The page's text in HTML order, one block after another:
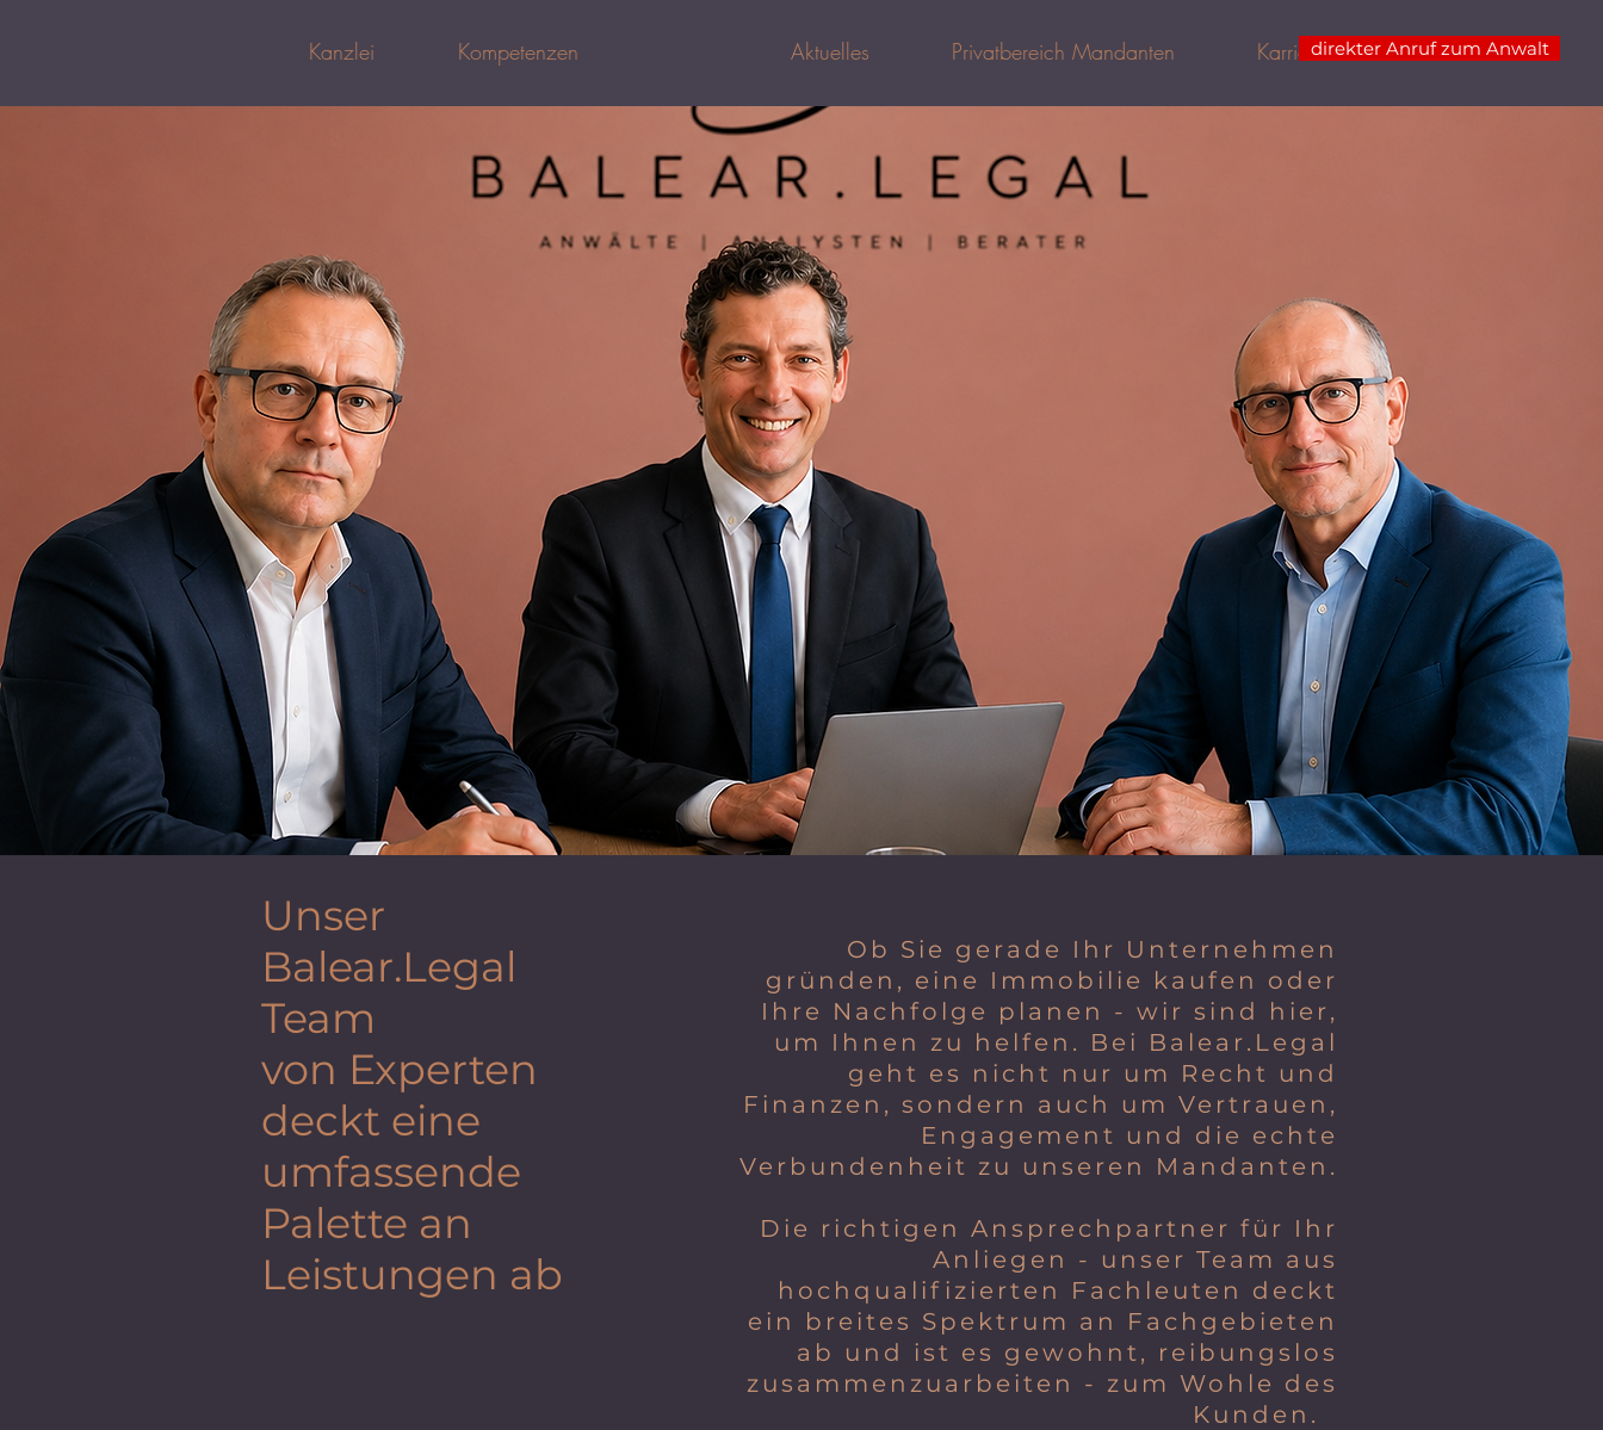
direkter Anruf zum Anwalt
Kanzlei Kompetenzen Aktuelles Privatbereich Mandanten Karriere
Unser
Balear.Legal
Team
von Experten
deckt eine
umfassende
Palette an
Leistungen ab
Ob Sie gerade Ihr Unternehmen
gründen, eine Immobilie kaufen oder
Ihre Nachfolge planen - wir sind hier,
um Ihnen zu helfen. Bei Balear.Legal
geht es nicht nur um Recht und
Finanzen, sondern auch um Vertrauen,
Engagement und die echte
Verbundenheit zu unseren Mandanten.
Die richtigen Ansprechpartner für Ihr
Anliegen - unser Team aus
hochqualifizierten Fachleuten deckt
ein breites Spektrum an Fachgebieten
ab und ist es gewohnt, reibungslos
zusammenzuarbeiten - zum Wohle des
Kunden.